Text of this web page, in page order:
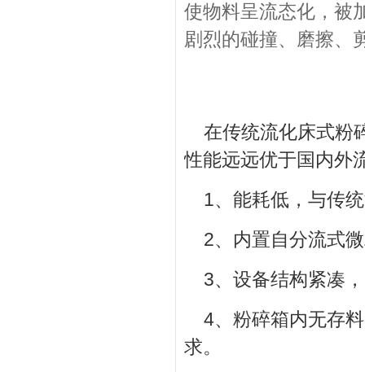
使物料呈流态化，被
剧烈的碰撞、磨擦、
在传统流化床式粉
性能远远优于国内外
1、能耗低，与传
2、内置自分流式
3、设备结构紧凑
4、粉碎箱内无存
求。